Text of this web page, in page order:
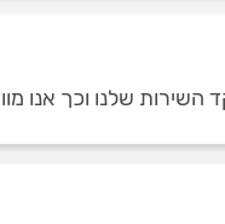
שלנו וכך אנו